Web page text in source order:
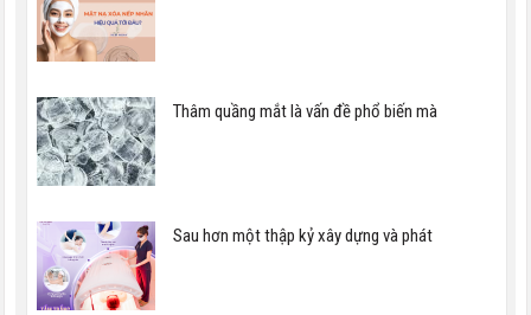
Thâm quầng mắt là vấn đề phổ biến mà
Sau hơn một thập kỷ xây dựng và phát